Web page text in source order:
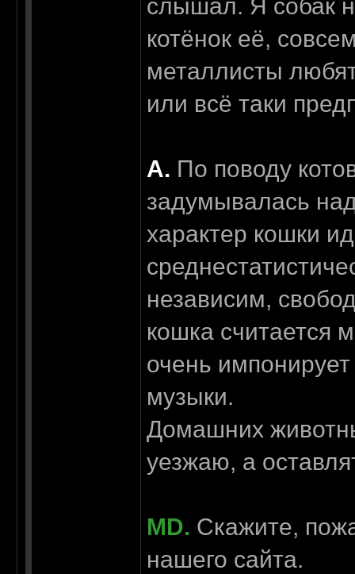
слышал. Я собак
котёнок её,
металлисты
или всё таки
А. По поводу
задумывалась
характер кошки
независим,
кошка считается
очень
музыки.
Домашних
уезжаю, а
MD. Скажите,
нашего сайта.